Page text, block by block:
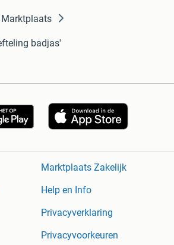
Marktplaats
badjas'
Marktplaats Zakelijk
Help en Info
Privacyverklaring
Privacyvoorkeuren